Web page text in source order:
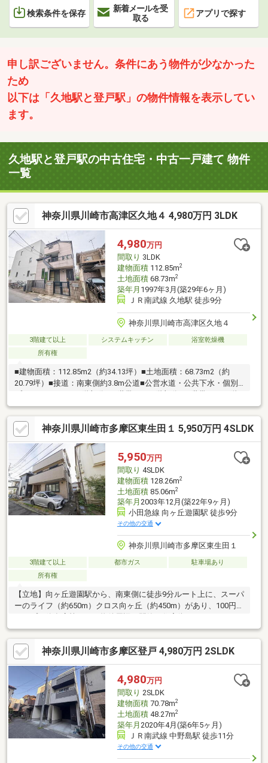
検索条件を保存
新着メールを受
取る
アプリで探す
申し訳ございません。条件にあう物件が少なかった
ため
以下は「久地駅と登戸駅」の物件情報を表示してい
ます。
久地駅と登戸駅の中古住宅・中古一戸建て 物件
一覧
神奈川県川崎市高津区久地４ 4,980万円 3LDK
4,980万円
間取り 3LDK
建物面積112.85m2
土地面積68.73m2
築年月 1997年3月(築29年6ヶ月)
ＪＲ南武線 久地駅 徒歩9分
神奈川県川崎市高津区久地４
3階建て以上 システムキッチン
浴室乾燥機
所有権
■建物面積：112.85m2（約34.13坪）■土地面積：68.73m2（約
20.79坪）■接道：南東側約3.8m公道■公営水道・公共下水・個別
プロパンガス■1・2階部分に1世帯 / 2・3階部分に1世帯→1・2階
部分は、3DK、2・3階部分は、3LDK＜教育施設＞・川崎市立久地
小学校 約50m 徒歩1分・川崎市立西高津中学校 約1200m
徒歩15分＜買い物施設＞・まいばすけっと川崎久地店 約290m
徒歩4分・ビッグ・エー川崎久地店 約550m 徒歩7分
神奈川県川崎市多摩区東生田１ 5,950万円 4SLDK
5,950万円
間取り 4SLDK
建物面積128.26m2
土地面積85.06m2
築年月 2003年12月(築22年9ヶ月)
小田急線 向ヶ丘遊園駅 徒歩9分
その他の交通
神奈川県川崎市多摩区東生田１
3階建て以上 都市ガス
駐車場あり
所有権
【立地】向ヶ丘遊園駅から、南東側に徒歩9分ルート上に、スーパ
ーのライフ（約650m）クロス向ヶ丘（約450m）があり、100円シ
す。【利便施設】（スーパー）ライフ向ヶ丘遊園店・・・約
650m（徒歩8分）イオン フードスタイル・・・約450m（徒歩6
分）（公園）生田緑地・・・約800m（徒歩10分）【間取り】
4LDK（和室3部屋）＋納戸のゆったりとした間取り収納力豊富な
室内●ホームエレベーター設置済
神奈川県川崎市多摩区登戸 4,980万円 2SLDK
4,980万円
間取り 2SLDK
建物面積70.78m2
土地面積48.27m2
築年月 2020年4月(築6年5ヶ月)
ＪＲ南武線 中野島駅 徒歩11分
その他の交通